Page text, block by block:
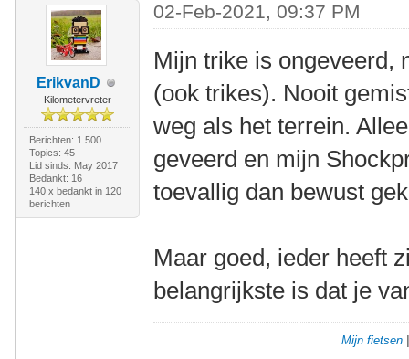
ErikvanD
Kilometervreter
Berichten: 1.500
Topics: 45
Lid sinds: May 2017
Bedankt: 16
140 x bedankt in 120
berichten
02-Feb-2021, 09:37 PM
Mijn trike is ongeveerd,
(ook trikes). Nooit
weg als het terrein.
geveerd en mijn
toevallig dan bewust
Maar goed, ieder heeft
belangrijkste is dat je
Mijn fietsen